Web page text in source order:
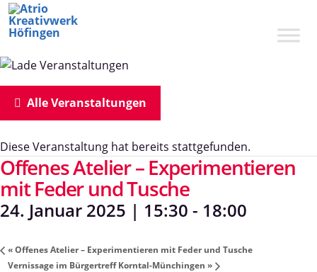
Zum
springen
Alle Veranstaltungen
Diese Veranstaltung hat bereits stattgefunden.
Offenes Atelier – Experimentieren
mit Feder und Tusche
24. Januar 2025 | 15:30 - 18:00
«Offenes Atelier – Experimentieren mit Feder und Tusche
Vernissage im Bürgertreff Korntal-Münchingen »